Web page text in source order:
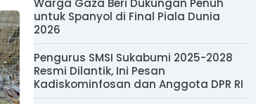
Warga Gaza Beri Dukungan Penuh
untuk Spanyol di Final Piala Dunia
2026
Pengurus SMSI Sukabumi 2025-2028
Resmi Dilantik, Ini Pesan
Kadiskominfosan dan Anggota DPR RI